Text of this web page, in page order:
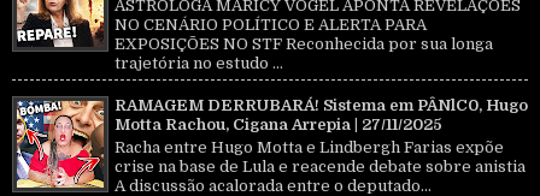
ASTRÓLOGA MARICY VOGEL APONTA REVELAÇÕES
NO CENÁRIO POLÍTICO E ALERTA PARA
EXPOSIÇÕES NO STF Reconhecida por sua longa
trajetória no estudo ...
RAMAGEM DERRUBARÁ! Sistema em PÂNlC0, Hugo
Motta Rachou, Cigana Arrepia | 27/11/2025
Racha entre Hugo Motta e Lindbergh Farias expõe
crise na base de Lula e reacende debate sobre anistia
A discussão acalorada entre o deputado...